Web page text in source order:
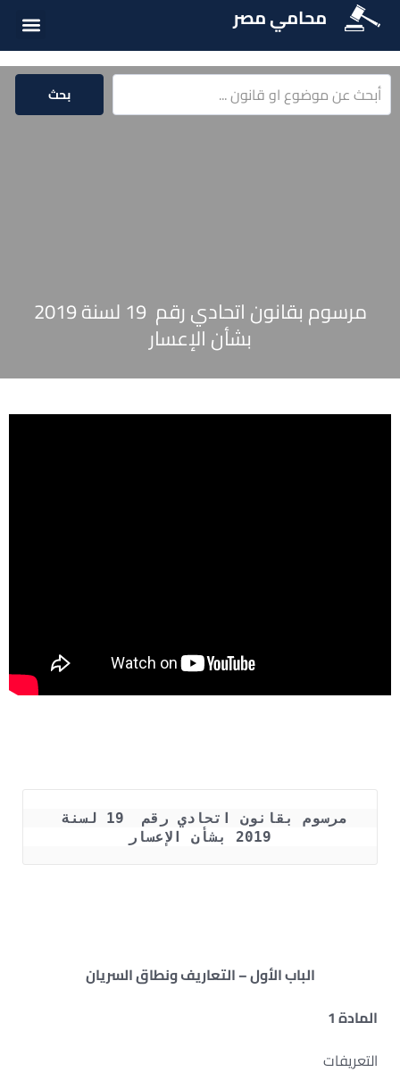
محامي مصر
بحث
مرسوم بقانون اتحادي رقم 19 لسنة 2019
بشأن الإعسار
2019 بشأن الإعسار
الباب الأول – التعاريف ونطاق السريان
المادة 1
التعريفات